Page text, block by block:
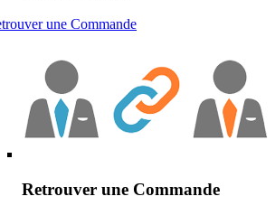
une Commande
Retrouver une Commande